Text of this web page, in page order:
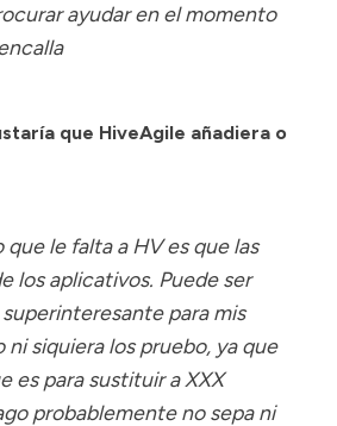
ayudar en el momento
que HiveAgile añadiera o
que le falta a HV es que las
los aplicativos. Puede ser
para mis
siquiera los pruebo, ya que
es para sustituir a XXX
probablemente no sepa ni